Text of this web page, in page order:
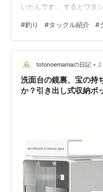
いたんです。 するとワタ
のものって何か気になり
はワタシのタックルバッ
せていただきます。 先ず
フォーのMSバッグという
ーが4つ側面についていて
で、フタ…
#釣り #タックル紹介 #
totonoemamaの日記 • 2
洗面台の鏡裏、宝の持
か？引き出し式収納ボ